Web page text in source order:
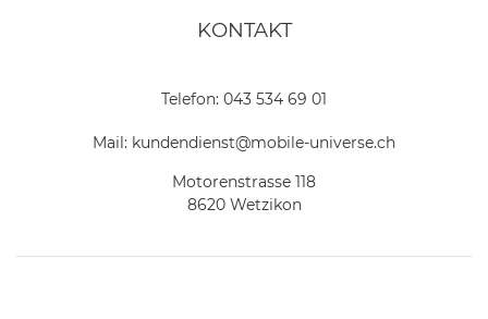
KONTAKT
Telefon: 043 534 69 01
Mail: kundendienst@mobile-universe.ch
Motorenstrasse 118
8620 Wetzikon